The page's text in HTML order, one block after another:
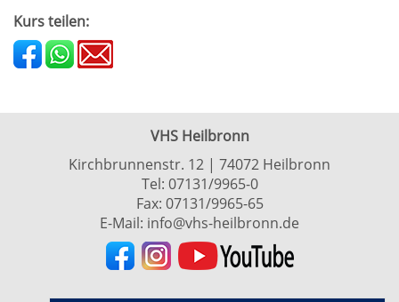
Kurs teilen:
VHS Heilbronn
Kirchbrunnenstr. 12 | 74072 Heilbronn
Tel: 07131/9965-0
Fax: 07131/9965-65
E-Mail: info@vhs-heilbronn.de